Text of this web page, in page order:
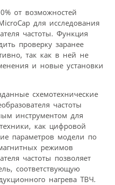
от возможностей
для исследования
частоты. Функция
проверку заранее
так как в ней не
и новые установки
схемотехнические
частоты
инструментом для
как цифровой
параметров модели по
режимов
частоты позволяет
соответствующую
нагрева ТВЧ.